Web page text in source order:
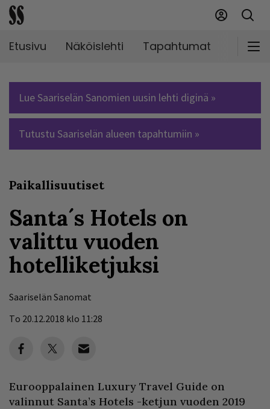
Etusivu Näköislehti Tapahtumat
Lue Saariselän Sanomien uusin lehti diginä »
Tutustu Saariselän alueen tapahtumiin »
Paikallisuutiset
Santa´s Hotels on
valittu vuoden
hotelliketjuksi
Saariselän Sanomat
To 20.12.2018 klo 11:28
Eurooppalainen Luxury Travel Guide on
valinnut Santa’s Hotels -ketjun vuoden 2019